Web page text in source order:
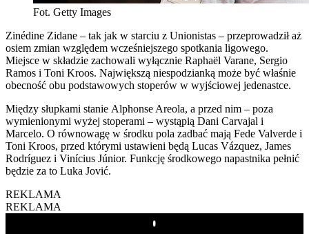
Fot. Getty Images
Zinédine Zidane – tak jak w starciu z Unionistas – przeprowadził aż
osiem zmian względem wcześniejszego spotkania ligowego.
Miejsce w składzie zachowali wyłącznie Raphaël Varane, Sergio
Ramos i Toni Kroos. Największą niespodzianką może być właśnie
obecność obu podstawowych stoperów w wyjściowej jedenastce.
Między słupkami stanie Alphonse Areola, a przed nim – poza
wymienionymi wyżej stoperami – wystąpią Dani Carvajal i
Marcelo. O równowagę w środku pola zadbać mają Fede Valverde i
Toni Kroos, przed którymi ustawieni będą Lucas Vázquez, James
Rodríguez i Vinícius Júnior. Funkcję środkowego napastnika pełnić
będzie za to Luka Jović.
REKLAMA
REKLAMA
Play